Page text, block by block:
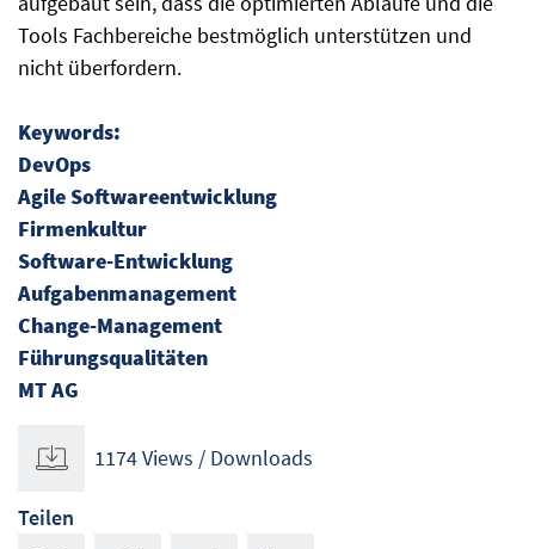
Tools Fachbereiche bestmöglich unterstützen und
nicht überfordern.
Keywords:
DevOps
Agile Softwareentwicklung
Firmenkultur
Software-Entwicklung
Aufgabenmanagement
Change-Management
Führungsqualitäten
MT AG
1174 Views / Downloads
Teilen